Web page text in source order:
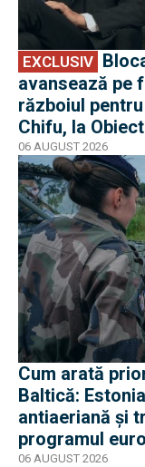
EXCLUSIV
avansează pe
războiul
Chifu, la
06 AUGUST 2026
Cum arată
Baltică:
antiaeriană și
programul
06 AUGUST 2026